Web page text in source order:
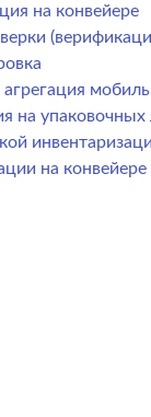
на конвейере
агрегация
на упаковочных
на